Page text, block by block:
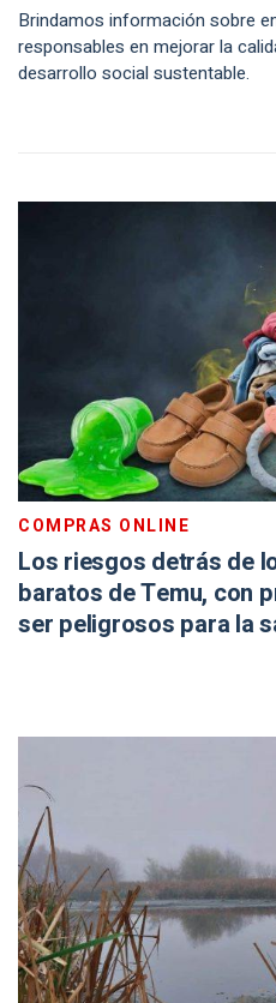
Brindamos información sobre
responsables en mejorar la
desarrollo social sustentable.
COMPRAS ONLINE
Los riesgos detrás de
baratos de Temu, con
ser peligrosos para la